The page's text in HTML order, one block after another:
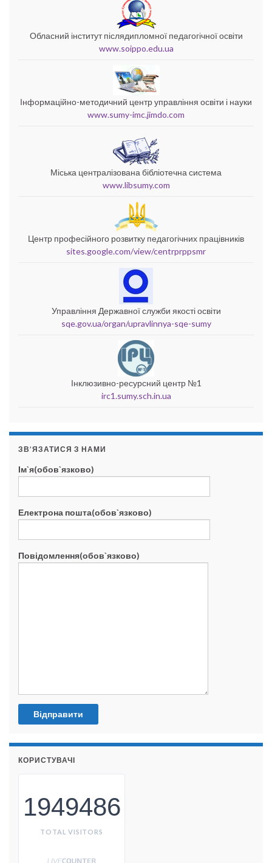
Обласний інститут післядипломної педагогічної освіти
www.soippo.edu.ua
Інформаційно-методичний центр управління освіти і науки
www.sumy-imc.jimdo.com
Міська централізована бібліотечна система
www.libsumy.com
Центр професійного розвитку педагогічних працівників
sites.google.com/view/centrprppsmr
Управління Державної служби якості освіти
sqe.gov.ua/organ/upravlinnya-sqe-sumy
Інклюзивно-ресурсний центр №1
irc1.sumy.sch.in.ua
ЗВ’ЯЗАТИСЯ З НАМИ
Ім`я(обов`язково)
Електрона пошта(обов`язково)
Повідомлення(обов`язково)
КОРИСТУВАЧІ
1949486
TOTAL VISITORS